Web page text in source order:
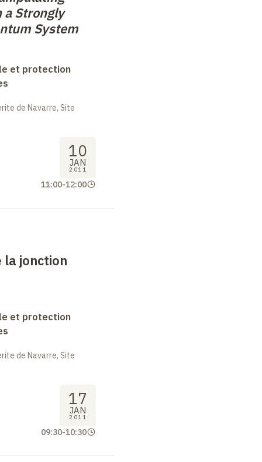
a Strongly
System
et protection
de Navarre, Site
10
JAN
2011
11:00-12:00
la jonction
et protection
de Navarre, Site
17
JAN
2011
09:30-10:30